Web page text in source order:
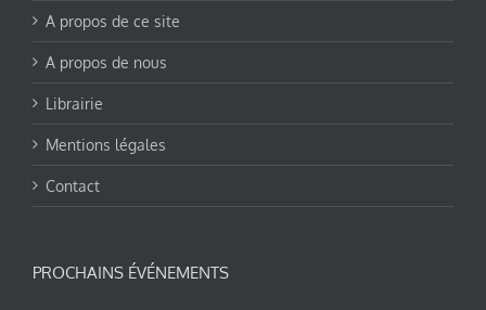
A propos de ce site
A propos de nous
Librairie
Mentions légales
Contact
PROCHAINS ÉVÉNEMENTS